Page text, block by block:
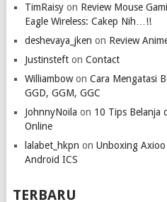
TimRaisyon Review Mouse
Eagle Wireless: Cakep Nih…!!
deshevaya_jken on Review
Justinstefton Contact
Williambowon Cara Mengatasi
GGD, GGM, GGC
JohnnyNoila on 10 Tips Belanja
Online
lalabet_hkpn on Unboxing
Android ICS
TERBARU